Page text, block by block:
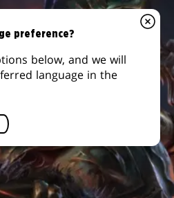
preference?
below, and we will
language in the